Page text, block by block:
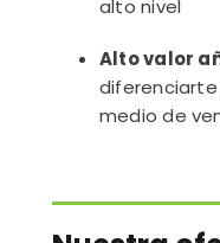
alto nivel
Alto valor
medio de